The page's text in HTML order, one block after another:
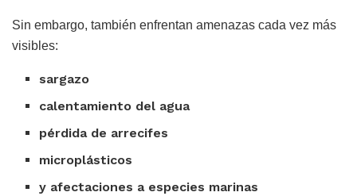
Sin embargo, también enfrentan amenazas cada vez más
visibles:
sargazo
calentamiento del agua
pérdida de arrecifes
microplásticos
y afectaciones a especies marinas